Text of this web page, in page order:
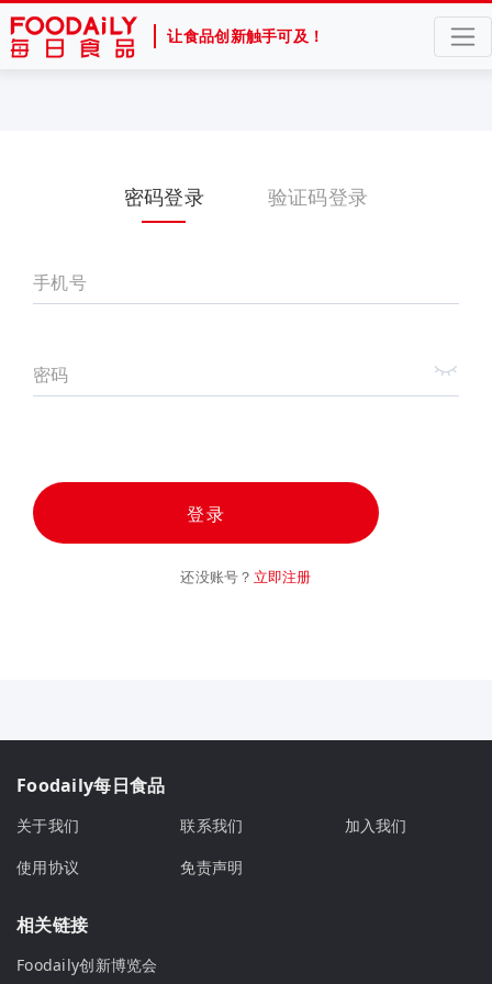
让食品创新触手可及！
密码登录 验证码登录
手机号
密码
登录
还没账号？ 立即注册
Foodaily每日食品
关于我们 联系我们
加入我们
使用协议
免责声明
相关链接
Foodaily创新博览会